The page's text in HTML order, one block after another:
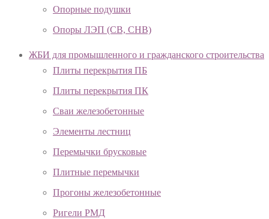
Опорные подушки
Опоры ЛЭП (СВ, СНВ)
ЖБИ для промышленного и гражданского строительства
Плиты перекрытия ПБ
Плиты перекрытия ПК
Сваи железобетонные
Элементы лестниц
Перемычки брусковые
Плитные перемычки
Прогоны железобетонные
Ригели РМД